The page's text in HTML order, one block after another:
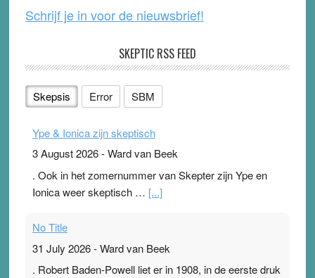
Schrijf je in voor de nieuwsbrief!
SKEPTIC RSS FEED
Skepsis Error SBM
Ype & Ionica zijn skeptisch
3 August 2026-Ward van Beek
. Ook in het zomernummer van Skepter zijn Ype en
Ionica weer skeptisch … [...]
No Title
31 July 2026-Ward van Beek
. Robert Baden-Powell liet er in 1908, in de eerste druk